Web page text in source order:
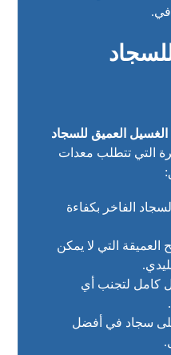
العميق للسجاد
التي تتطلب معدات
الفاخر بكفاءة
العميقة التي لا يمكن
كامل لتجنب أي
على سجاد في أفضل